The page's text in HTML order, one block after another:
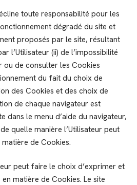
toute responsabilité pour les
dégradé du site et
proposés par le site, résultant
l’Utilisateur (ii) de l’impossibilité
ou de consulter les Cookies
du fait du choix de
des Cookies et des choix de
de chaque navigateur est
dans le menu d’aide du navigateur,
quelle manière l’Utilisateur peut
de Cookies.
peut faire le choix d’exprimer et
matière de Cookies. Le site